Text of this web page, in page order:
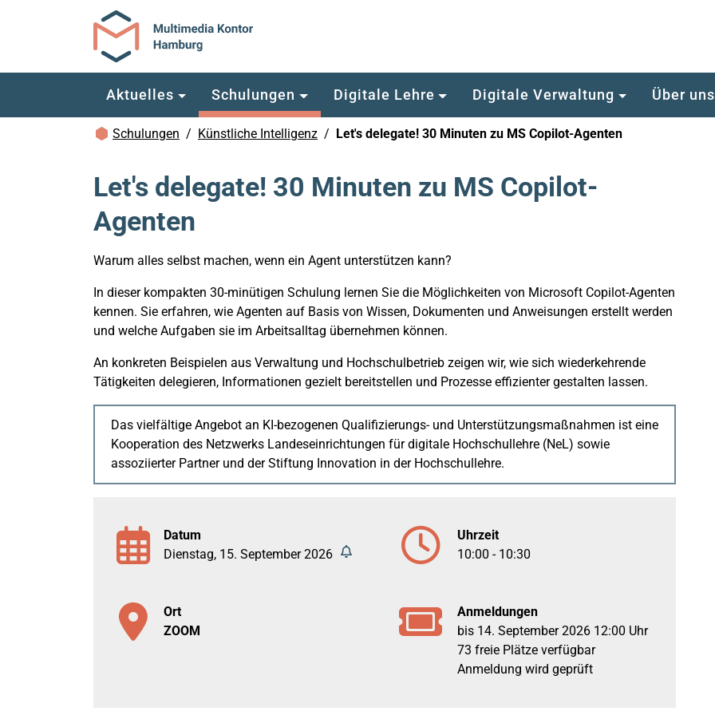
Zum Hauptinhalt springen
Aktuelles Schulungen Digitale Lehre Digitale Verwaltung Über uns
Brotkrümelnavigation
Schulungen Künstliche Intelligenz Let's delegate! 30 Minuten zu MS Copilot-Agenten
Let's delegate! 30 Minuten zu MS Copilot-
Agenten
Warum alles selbst machen, wenn ein Agent unterstützen kann?
In dieser kompakten 30-minütigen Schulung lernen Sie die Möglichkeiten von Microsoft Copilot-Agenten
kennen. Sie erfahren, wie Agenten auf Basis von Wissen, Dokumenten und Anweisungen erstellt werden
und welche Aufgaben sie im Arbeitsalltag übernehmen können.
An konkreten Beispielen aus Verwaltung und Hochschulbetrieb zeigen wir, wie sich wiederkehrende
Tätigkeiten delegieren, Informationen gezielt bereitstellen und Prozesse effizienter gestalten lassen.
Das vielfältige Angebot an KI-bezogenen Qualifizierungs- und Unterstützungsmaßnahmen ist eine
Kooperation des Netzwerks Landeseinrichtungen für digitale Hochschullehre (NeL) sowie
assoziierter Partner und der Stiftung Innovation in der Hochschullehre.
Datum
Dienstag, 15. September 2026
Uhrzeit
10:00 - 10:30
Ort
ZOOM
Anmeldungen
bis 14. September 2026 12:00 Uhr
73 freie Plätze verfügbar
Anmeldung wird geprüft